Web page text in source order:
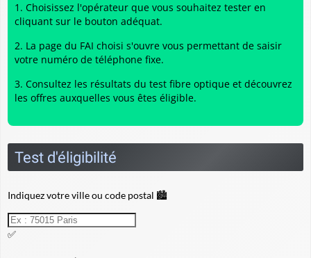
Choisissez l'opérateur que vous souhaitez tester en
cliquant sur le bouton adéquat.
La page du FAI choisi s'ouvre vous permettant de saisir
votre numéro de téléphone fixe.
Consultez les résultats du test fibre optique et découvrez
les offres auxquelles vous êtes éligible.
Test d'éligibilité
Indiquez votre ville ou code postal 🏙️
✅